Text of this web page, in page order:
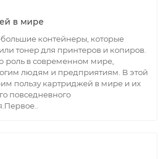
в мире
контейнеры, которые
тонер для принтеров и копиров.
роль в современном мире,
людям и предприятиям. В этой
пользу картриджей в мире и их
повседневного